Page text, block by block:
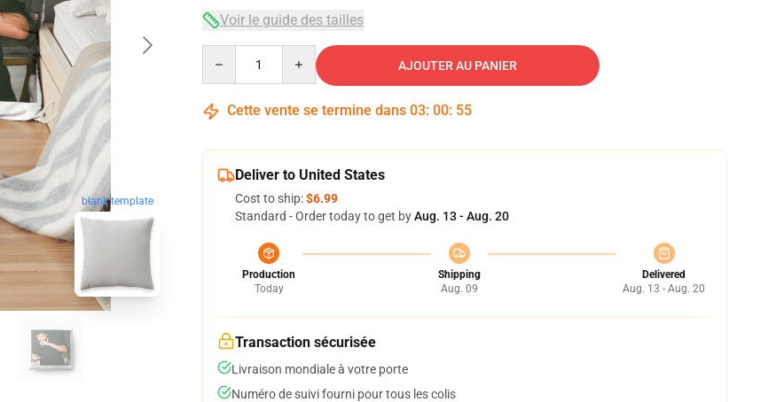
blank template
Voir le guide des tailles
AJOUTER AU PANIER
Cette vente se termine dans 03: 00: 54
Deliver to United States
Cost to ship:$6.99
Standard - Order today to get byAug. 13 - Aug. 20
Production
Today
Shipping
Aug. 09
Delivered
Aug. 13 - Aug. 20
Transaction sécurisée
Livraison mondiale à votre porte
Numéro de suivi fourni pour tous les colis